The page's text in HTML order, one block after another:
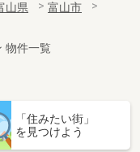
山県
富山市
物件一覧
「住みたい街」
を見つけよう